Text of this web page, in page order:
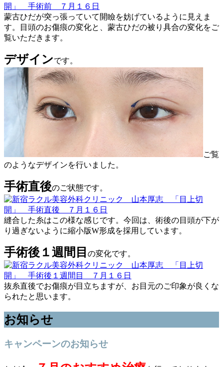
蒙古ひだが突っ張っていて開瞼を妨げているように見えま
す。目頭のお傷痕の変化と、蒙古ひだの被り具合の変化をご
覧いただきます。
デザインです。
ご覧
のようなデザインを行いました。
手術直後のご状態です。
縫合した糸はこの様な感じです。今回は、術後の目頭が下が
り過ぎないように縮小版W形成を採用しています。
手術後１週間目 の変化です。
抜糸直後でお傷痕が目立ちますが、お目元のご印象が良くな
られたと思います。
お知らせ
キャンペーンのお知らせ